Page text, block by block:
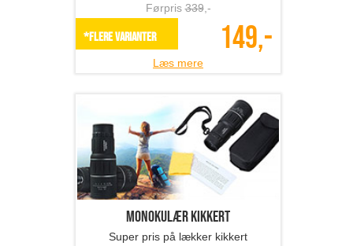
Førpris339,-
*Flere varianter 149,-
Læs mere
Monokulær kikkert
Super pris på lækker kikkert